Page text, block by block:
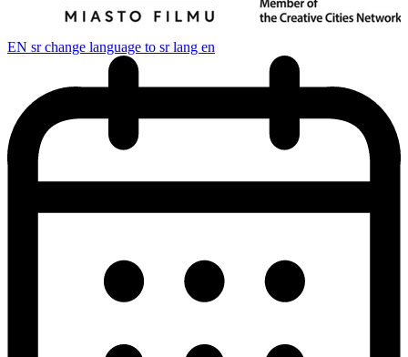
EN sr change language to sr lang en